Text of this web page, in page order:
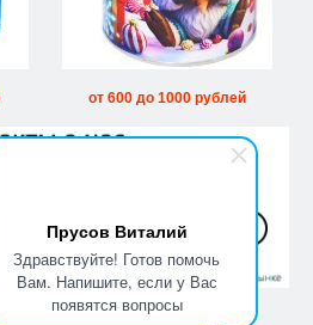
Прусов Виталий
Здравствуйте! Готов помочь
Вам. Напишите, если у Вас
появятся вопросы
от 600 до 1000 рублей